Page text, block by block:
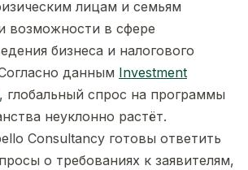
лицам и семьям
возможности в сфере
бизнеса и налогового
данным Investment
, глобальный спрос на программы
неуклонно растёт.
Consultancy готовы ответить
о требованиях к заявителям,